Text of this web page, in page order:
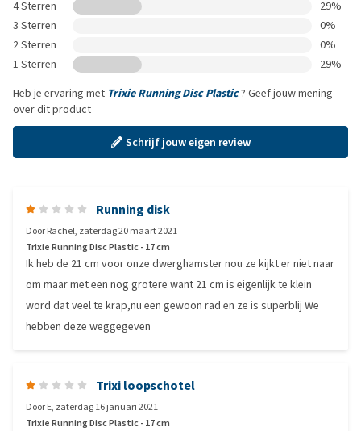
4 Sterren
29%
3 Sterren
0%
2 Sterren
0%
1 Sterren
29%
Heb je ervaring met Trixie Running Disc Plastic? Geef jouw mening
over dit product
Schrijf jouw eigen review
Running disk
DoorRachel, zaterdag 20 maart 2021
Trixie Running Disc Plastic - 17 cm
Ik heb de 21 cm voor onze dwerghamster nou ze kijkt er niet naar
om maar met een nog grotere want 21 cm is eigenlijk te klein
word dat veel te krap,nu een gewoon rad en ze is superblij We
hebben deze weggegeven
Trixi loopschotel
DoorE, zaterdag 16 januari 2021
Trixie Running Disc Plastic - 17 cm